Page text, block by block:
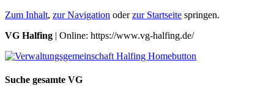
Zum Inhalt, zur Navigation oderzur Startseite springen.
VG Halfing | Online: https://www.vg-halfing.de/
Suche gesamte VG